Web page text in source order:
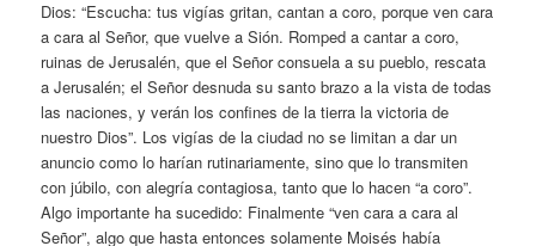
Dios: “Escucha: tus vigías gritan, cantan a coro, porque ven cara
a cara al Señor, que vuelve a Sión. Romped a cantar a coro,
ruinas de Jerusalén, que el Señor consuela a su pueblo, rescata
a Jerusalén; el Señor desnuda su santo brazo a la vista de todas
las naciones, y verán los confines de la tierra la victoria de
nuestro Dios”. Los vigías de la ciudad no se limitan a dar un
anuncio como lo harían rutinariamente, sino que lo transmiten
con júbilo, con alegría contagiosa, tanto que lo hacen “a coro”.
Algo importante ha sucedido: Finalmente “ven cara a cara al
Señor”, algo que hasta entonces solamente Moisés había